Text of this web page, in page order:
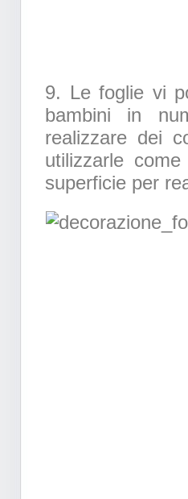
9. Le foglie vi
bambini in
realizzare dei
utilizzarle
superficie per